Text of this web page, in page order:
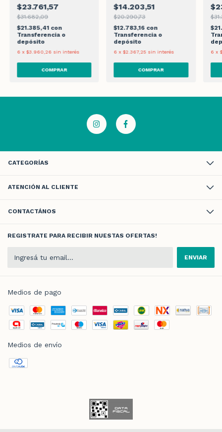
$23.761,57
$31.682,09
$21.385,41 con
Transferencia o
depósito
6 x $3.960,26 sin interés
$14.203,51
$20.290,73
$12.783,16 con
Transferencia o
depósito
6 x $2.367,25 sin interés 6 x
CATEGORÍAS
ATENCIÓN AL CLIENTE
CONTACTÁNOS
REGISTRATE PARA RECIBIR NUESTAS OFERTAS!
Medios de pago
Medios de envío